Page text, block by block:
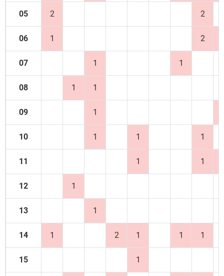
05 2 2
06 1 2
07 1 1
08 1 1
09 1
10 1 1 1
11 1 1
12 1
13 1
14 1 2 1 1 1
15 1